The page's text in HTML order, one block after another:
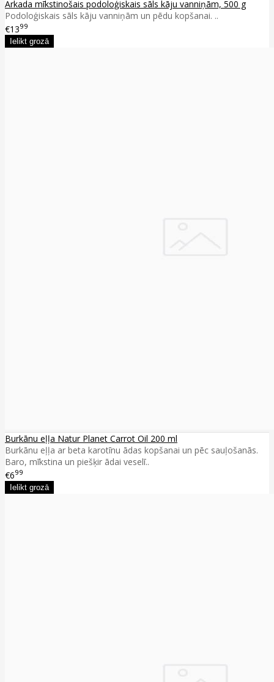
Arkada mīkstinošais podoloģiskais sāls kāju vanniņām, 500 g
Podoloģiskais sāls kāju vanniņām un pēdu kopšanai. ..
€1399
Burkānu eļļa Natur Planet Carrot Oil 200 ml
Burkānu eļļa ar beta karotīnu ādas kopšanai un pēc sauļošanās.
Baro, mīkstina un piešķir ādai veselī..
€699